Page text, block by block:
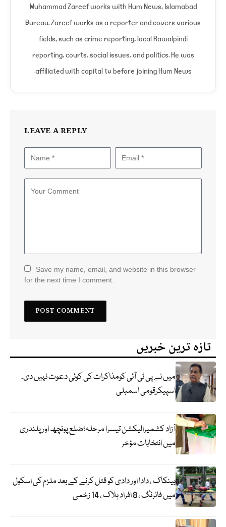
Muhammad Zareef works with Hum News, Islamabad
Bureau. Zareef works as a reporter and covers various
fields, such as crime reporting, local Rawalpindi
reporting, courts, social issues, and politics. He was
affiliated with capital tv before joining Hum News.
LEAVE A REPLY
Save my name, email, and website in this browser
for the next time I comment.
تازہ ترین خبریں
میں نے پی ٹی آئی کومذاکرات کی کوئی دعوت نہیں دی،
اسپیکرقومی اسمبلی
آزاد کشمیرالیکشن تیسرا مرحلہ؛ضلع پونچھ اور پلندری
میں انتخابات مؤخر
بینکاک ، دادا اور دادی کو قتل کرنے کے بعد ملزم کی اسکول
میں فائرنگ ، 8 افراد ہلاک ، 14 زخمی